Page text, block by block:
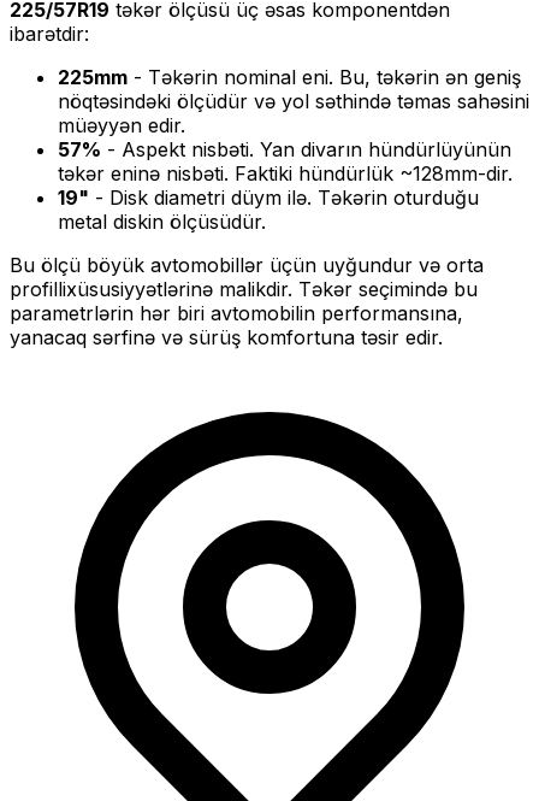
225/57R19 təkər ölçüsü üç əsas komponentdən
ibarətdir:
225mm - Təkərin nominal eni. Bu, təkərin ən geniş
nöqtəsindəki ölçüdür və yol səthində təmas sahəsini
müəyyən edir.
57% - Aspekt nisbəti. Yan divarın hündürlüyünün
təkər eninə nisbəti. Faktiki hündürlük ~128mm-dir.
19" - Disk diametri düym ilə. Təkərin oturduğu
metal diskin ölçüsüdür.
Bu ölçü böyük avtomobillər üçün uyğundur və orta
profillixüsusiyyətlərinə malikdir. Təkər seçimində bu
parametrlərin hər biri avtomobilin performansına,
yanacaq sərfinə və sürüş komfortuna təsir edir.